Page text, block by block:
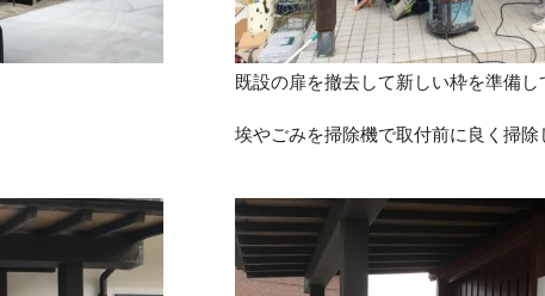
既設の扉を撤去して新しい枠を準備し
埃やごみを掃除機で取付前に良く掃除